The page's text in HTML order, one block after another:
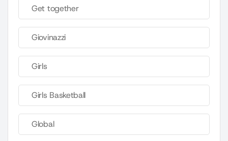
Get together
Giovinazzi
Girls
Girls Basketball
Global